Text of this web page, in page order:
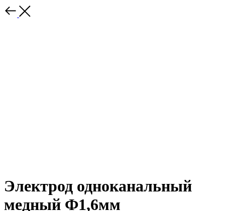
Электрод одноканальный
медный Ф1,6мм